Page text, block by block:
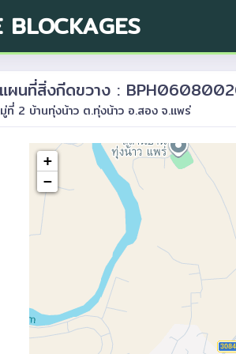
BLOCKAGES
ผนที่สิ่งกีดขวาง :
ที่ 2 บ้านทุ่งน้าว ต.ทุ่งน้าว อ.สอง จ.แพร่
+
−